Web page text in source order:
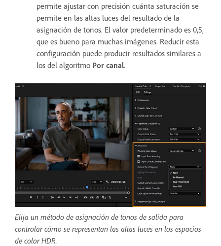
permite ajustar con precisión cuánta saturación se
permite en las altas luces del resultado de la
asignación de tonos. El valor predeterminado es 0,5,
que es bueno para muchas imágenes. Reducir esta
configuración puede producir resultados similares a
los del algoritmo Por canal.
Elija un método de asignación de tonos de salida para
controlar cómo se representan las altas luces en los espacios
de color HDR.